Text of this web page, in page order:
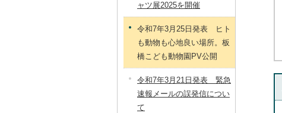
ャツ展2025を開催
令和7年3月25日発表 ヒト
も動物も心地良い場所。板
橋こども動物園PV公開
令和7年3月21日発表 緊急
速報メールの誤発信につい
て